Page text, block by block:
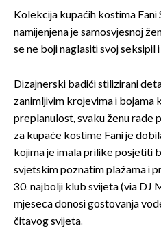
Kolekcija kupaćih kostima
namijenjena je samosvjesnoj
se ne boji naglasiti svoj
Dizajnerski badići stilizirani
zanimljivim krojevima i bojama
preplanulost, svaku ženu rade
za kupaće kostime Fani je
kojima je imala prilike posjetiti
svjetskim poznatim plažama i
30. najbolji klub svijeta (via DJ
mjeseca donosi gostovanja
čitavog svijeta.